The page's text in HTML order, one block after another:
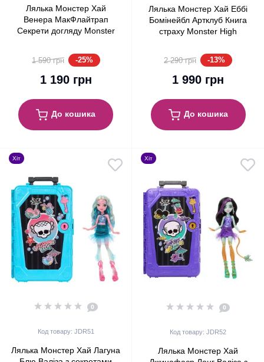
Лялька Монстер Хай
Венера МакФлайтрап
Секрети догляду Monster
Venus McFlytrap Mattel
(JHK45)
1 590 грн -25%
1 190 грн
До кошика
Лялька Монстер Хай Еббі
Бомінейбл Артклуб Книга
страху Monster High
Mattel (JDR58)
2 290 грн -13%
1 990 грн
До кошика
Хіт
0
Код товару: JDR51
Лялька Монстер Хай Лагуна
Хіт
0
Код товару: JDR52
Лялька Монстер Хай